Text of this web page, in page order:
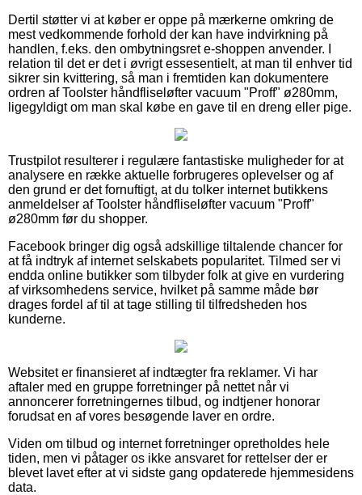
Dertil støtter vi at køber er oppe på mærkerne omkring de
mest vedkommende forhold der kan have indvirkning på
handlen, f.eks. den ombytningsret e-shoppen anvender. I
relation til det er det i øvrigt essesentielt, at man til enhver tid
sikrer sin kvittering, så man i fremtiden kan dokumentere
ordren af Toolster håndfliseløfter vacuum "Proff" ø280mm,
ligegyldigt om man skal købe en gave til en dreng eller pige.
Trustpilot resulterer i regulære fantastiske muligheder for at
analysere en række aktuelle forbrugeres oplevelser og af
den grund er det fornuftigt, at du tolker internet butikkens
anmeldelser af Toolster håndfliseløfter vacuum "Proff"
ø280mm før du shopper.
Facebook bringer dig også adskillige tiltalende chancer for
at få indtryk af internet selskabets popularitet. Tilmed ser vi
endda online butikker som tilbyder folk at give en vurdering
af virksomhedens service, hvilket på samme måde bør
drages fordel af til at tage stilling til tilfredsheden hos
kunderne.
Websitet er finansieret af indtægter fra reklamer. Vi har
aftaler med en gruppe forretninger på nettet når vi
annoncerer forretningernes tilbud, og indtjener honorar
forudsat en af vores besøgende laver en ordre.
Viden om tilbud og internet forretninger opretholdes hele
tiden, men vi påtager os ikke ansvaret for rettelser der er
blevet lavet efter at vi sidste gang opdaterede hjemmesidens
data.